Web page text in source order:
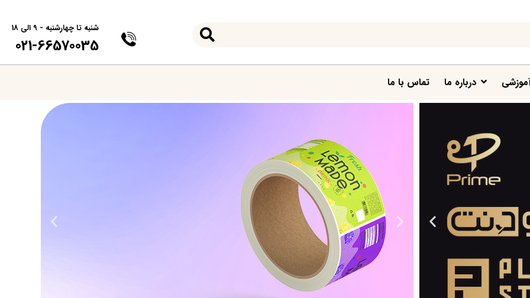
شنبه تا چهارشنبه - 9 الی 18
021-66570035
درباره ما تماس با ما